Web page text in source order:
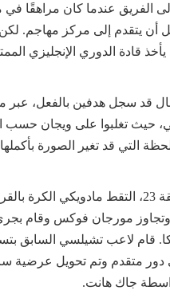
الفريق عندما كان مراهقًا في
أن يتقدم إلى مركز مهاجم.
يأخذ قادة الدوري الإنجليزي
قد سجل هدفين بالفعل، عبر
حيث تغلبوا على ويجان حسب
التي قد تغير الصورة
في الدقيقة 23، التقط مادويكي
وتجاوز مورجان فوكس وقام
قام لاعب تشيلسي السابق
دور متقدم وتم تحويل عرضية
جاك هانت.